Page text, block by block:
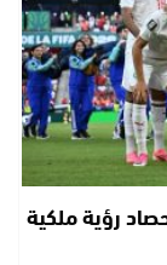
رؤية ملكية